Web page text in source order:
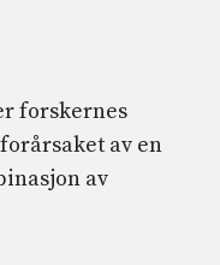
forskernes
av en
av